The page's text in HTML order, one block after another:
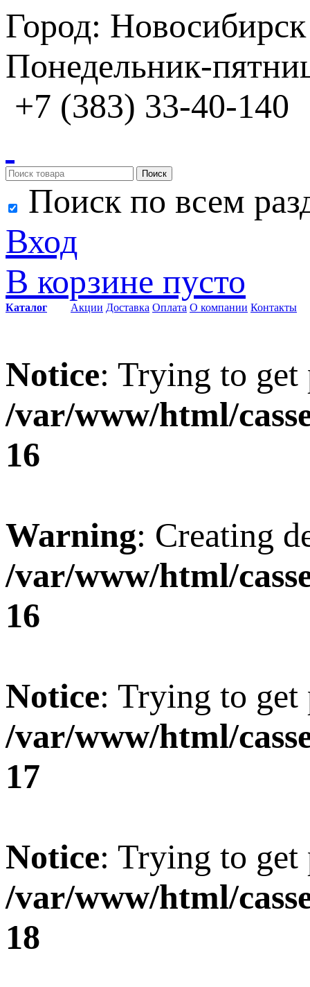
Город: Новосибирск
Понедельник-
+7 (383) 33-40-140
Поиск
Поиск по всем
Вход
В корзине пусто
Каталог Акции Доставка Оплата О компании Контакты
Notice: Trying to get
/var/www/html/
16
Warning: Creating
/var/www/html/
16
Notice: Trying to get
/var/www/html/
17
Notice: Trying to get
/var/www/html/
18